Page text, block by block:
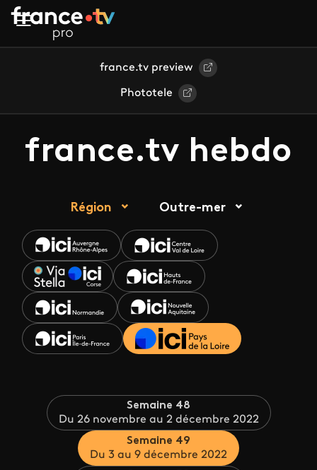
Aller au contenu principal
france.tv preview
Phototele
france.tv hebdo
Région Outre-mer
Semaine 48
Du 26 novembre au 2 décembre 2022
Semaine 49
Du 3 au 9 décembre 2022